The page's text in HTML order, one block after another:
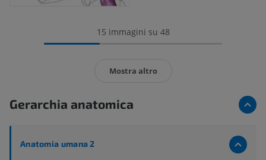
15 immagini su 48
Mostra altro
Gerarchia anatomica
Anatomia umana 2